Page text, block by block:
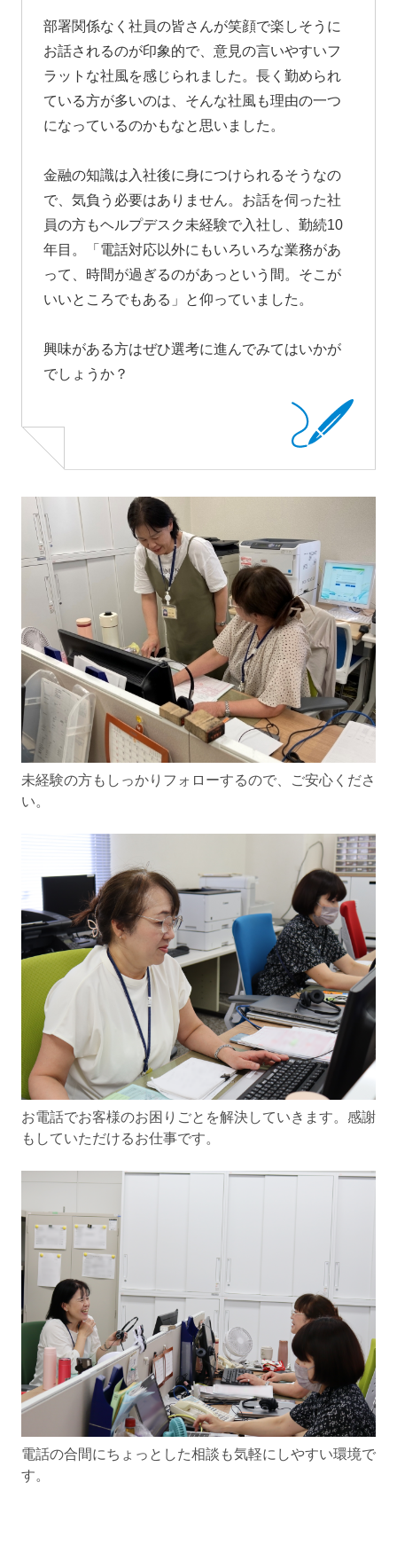
部署関係なく社員の皆さんが笑顔で楽しそうに
お話されるのが印象的で、意見の言いやすいフ
ラットな社風を感じられました。長く勤められ
ている方が多いのは、そんな社風も理由の一つ
になっているのかもなと思いました。
金融の知識は入社後に身につけられるそうなの
で、気負う必要はありません。お話を伺った社
員の方もヘルプデスク未経験で入社し、勤続10
年目。「電話対応以外にもいろいろな業務があ
って、時間が過ぎるのがあっという間。そこが
いいところでもある」と仰っていました。
興味がある方はぜひ選考に進んでみてはいかが
でしょうか？
未経験の方もしっかりフォローするので、ご安心くださ
い。
お電話でお客様のお困りごとを解決していきます。感謝
もしていただけるお仕事です。
電話の合間にちょっとした相談も気軽にしやすい環境で
す。